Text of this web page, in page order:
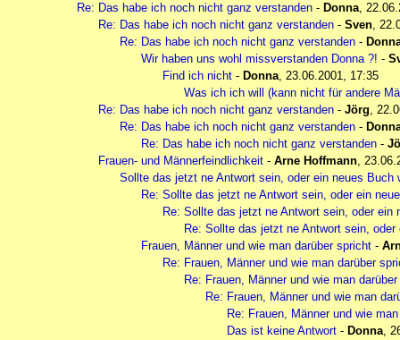
Re: Das habe ich noch nicht ganz verstanden - Donna,
Re: Das habe ich noch nicht ganz verstanden - Sven,
Re: Das habe ich noch nicht ganz verstanden -
Wir haben uns wohl missverstanden Donna ?! -
Find ich nicht - Donna, 23.06.2001, 17:35
Was ich ich will (kann nicht für andere
Re: Das habe ich noch nicht ganz verstanden - Jörg,
Re: Das habe ich noch nicht ganz verstanden -
Re: Das habe ich noch nicht ganz verstanden -
Frauen- und Männerfeindlichkeit - Arne Hoffmann,
Sollte das jetzt ne Antwort sein, oder ein neues Buch
Re: Sollte das jetzt ne Antwort sein, oder ein
Re: Sollte das jetzt ne Antwort sein, oder ein
Re: Sollte das jetzt ne Antwort sein,
Frauen, Männer und wie man darüber spricht -
Re: Frauen, Männer und wie man darüber
Re: Frauen, Männer und wie man
Re: Frauen, Männer und wie man
Re: Frauen, Männer und wie
Das ist keine Antwort - Donna,